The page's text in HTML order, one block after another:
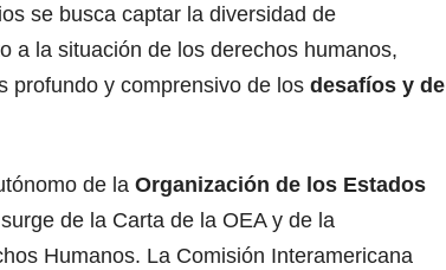
se busca captar la diversidad de
a la situación de los derechos humanos,
profundo y comprensivo de los desafíos y de
de la Organización de los Estados
de la Carta de la OEA y de la
Humanos. La Comisión Interamericana